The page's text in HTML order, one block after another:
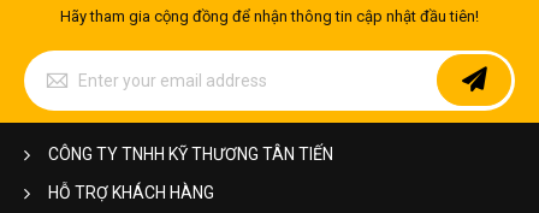
Hãy tham gia cộng đồng để nhận thông tin cập nhật đầu tiên!
Sign
Up
for
Our
Newsletter:
CÔNG TY TNHH KỸ THƯƠNG TÂN TIẾN
HỖ TRỢ KHÁCH HÀNG